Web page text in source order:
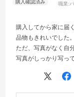
職業:
購入してから家に届
品物もきれいでした。
ただ、写真がなく自
写真がしっかり写っ